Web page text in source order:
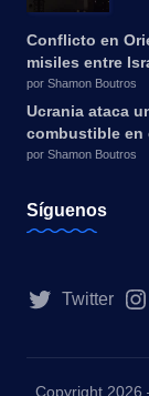
Conflicto en
misiles entre
por Shamon Boutros
Ucrania ataca
combustible en
por Shamon Boutros
Síguenos
Twitter
Copyright